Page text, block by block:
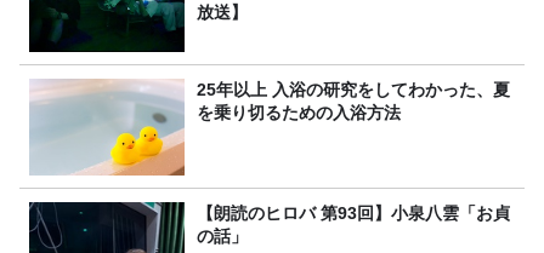
放送】
25年以上 入浴の研究をしてわかった、夏
を乗り切るための入浴方法
【朗読のヒロバ 第93回】小泉八雲「お貞
の話」